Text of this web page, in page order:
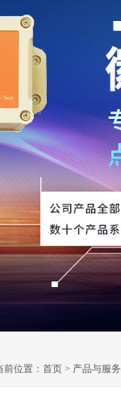
前位置： 首页 > 产品与服务